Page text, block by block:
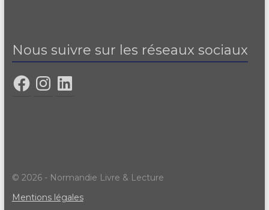
Nous suivre sur les réseaux sociaux
© 2026 - Normandie Livre & Lecture
Mentions légales